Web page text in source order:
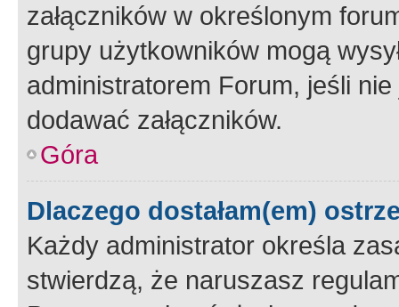
załączników w określonym
grupy użytkowników mogą
administratorem Forum, jeśli
dodawać załączników.
Góra
Dlaczego dostałam(em)
Każdy administrator określa
stwierdzą, że naruszasz